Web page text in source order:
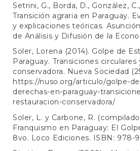
Setrini, G., Borda, D., González,
Transición agraria en Paraguay.
y explicaciones teóricas.
de Análisis y Difusión de la
Soler, Lorena (2014). Golpe de
Paraguay. Transiciones
conservadora. Nueva Sociedad
https://nuso.org/articulo/golpe-
derechas-en-paraguay-
restauracion-conservadora/
Soler, L. y Carbone, R.
Franquismo en Paraguay: El
8vo. Loco Ediciones. ISBN: 978-